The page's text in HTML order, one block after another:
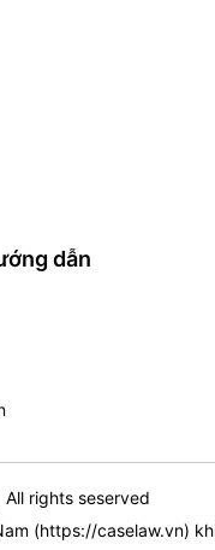
dẫn
rights seserved
(https://caselaw.vn)